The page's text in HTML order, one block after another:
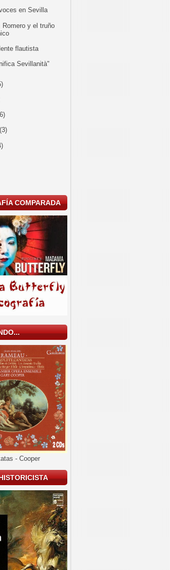
en Sevilla
Romero y el truño
flautista
Sevillanità"
(3)
COMPARADA
- Cooper